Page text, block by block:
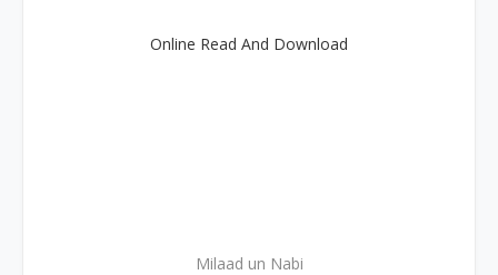
Online Read And Download
Milaad un Nabi